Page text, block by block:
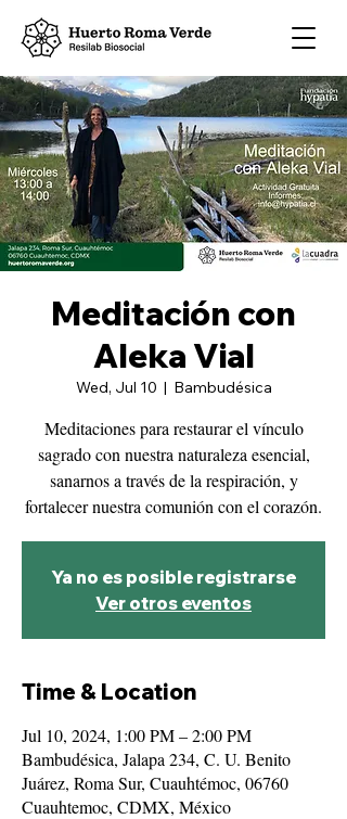
Meditación con
Aleka Vial
Wed, Jul 10
  |
Bambudésica
Meditaciones para restaurar el vínculo
sagrado con nuestra naturaleza esencial,
sanarnos a través de la respiración, y
fortalecer nuestra comunión con el corazón.
Ya no es posible registrarse
Ver otros eventos
Time & Location
Jul 10, 2024, 1:00 PM – 2:00 PM
Bambudésica, Jalapa 234, C. U. Benito
Juárez, Roma Sur, Cuauhtémoc, 06760
Cuauhtemoc, CDMX, México